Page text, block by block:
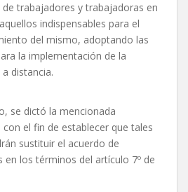
de trabajadores y trabajadoras en
indispensables para el
del mismo, adoptando las
la implementación de la
distancia.
se dictó la mencionada
el fin de establecer que tales
sustituir el acuerdo de
en los términos del artículo 7º de